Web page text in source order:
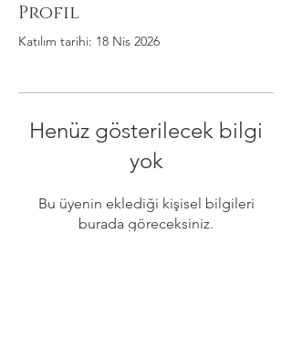
Profil
Katılım tarihi: 18 Nis 2026
Henüz gösterilecek bilgi
yok
Bu üyenin eklediği kişisel bilgileri
burada göreceksiniz.